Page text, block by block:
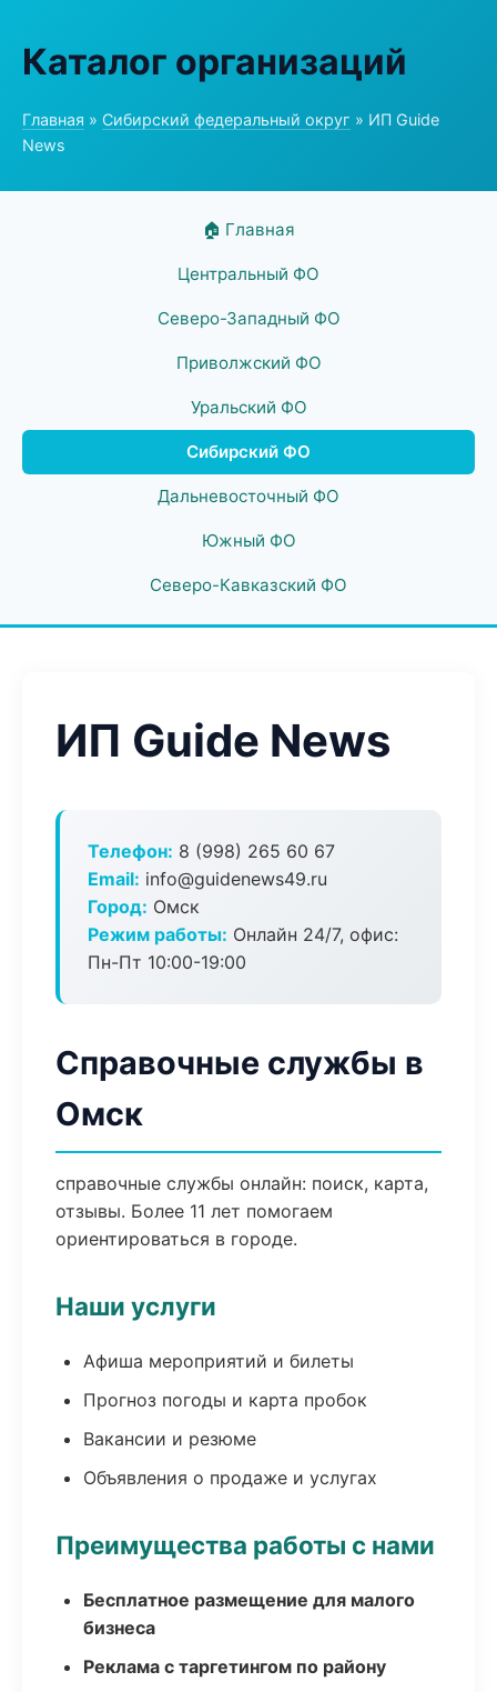
Каталог организаций
Главная » Сибирский федеральный округ » ИП Guide
News
🏠 Главная
Центральный ФО
Северо-Западный ФО
Приволжский ФО
Уральский ФО
Сибирский ФО
Дальневосточный ФО
Южный ФО
Северо-Кавказский ФО
ИП Guide News
Телефон: 8 (998) 265 60 67
Email: info@guidenews49.ru
Город: Омск
Режим работы: Онлайн 24/7, офис:
Пн-Пт 10:00-19:00
Справочные службы в
Омск
справочные службы онлайн: поиск, карта,
отзывы. Более 11 лет помогаем
ориентироваться в городе.
Наши услуги
Афиша мероприятий и билеты
Прогноз погоды и карта пробок
Вакансии и резюме
Объявления о продаже и услугах
Преимущества работы с нами
Бесплатное размещение для малого
бизнеса
Реклама с таргетингом по району